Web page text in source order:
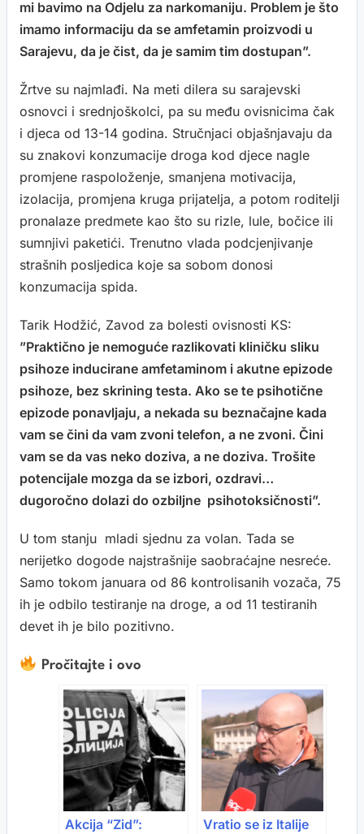
mi bavimo na Odjelu za narkomaniju. Problem je što
imamo informaciju da se amfetamin proizvodi u
Sarajevu, da je čist, da je samim tim dostupan”.
Žrtve su najmlađi. Na meti dilera su sarajevski
osnovci i srednjoškolci, pa su među ovisnicima čak
i djeca od 13-14 godina. Stručnjaci objašnjavaju da
su znakovi konzumacije droga kod djece nagle
promjene raspoloženje, smanjena motivacija,
izolacija, promjena kruga prijatelja, a potom roditelji
pronalaze predmete kao što su rizle, lule, bočice ili
sumnjivi paketići. Trenutno vlada podcjenjivanje
strašnih posljedica koje sa sobom donosi
konzumacija spida.
Tarik Hodžić, Zavod za bolesti ovisnosti KS:
”Praktično je nemoguće razlikovati kliničku sliku
psihoze inducirane amfetaminom i akutne epizode
psihoze, bez skrining testa. Ako se te psihotične
epizode ponavljaju, a nekada su beznačajne kada
vam se čini da vam zvoni telefon, a ne zvoni. Čini
vam se da vas neko doziva, a ne doziva. Trošite
potencijale mozga da se izbori, ozdravi…
dugoročno dolazi do ozbiljne psihotoksičnosti”.
U tom stanju mladi sjednu za volan. Tada se
nerijetko dogode najstrašnije saobraćajne nesreće.
Samo tokom januara od 86 kontrolisanih vozača, 75
ih je odbilo testiranje na droge, a od 11 testiranih
devet ih je bilo pozitivno.
Pročitajte i ovo
Akcija “Zid”:
Vratio se iz Italije